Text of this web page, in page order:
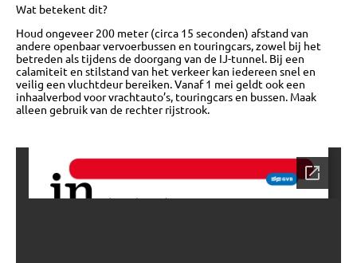
Wat betekent dit?
Houd ongeveer 200 meter (circa 15 seconden) afstand van
andere openbaar vervoerbussen en touringcars, zowel bij het
betreden als tijdens de doorgang van de IJ-tunnel. Bij een
calamiteit en stilstand van het verkeer kan iedereen snel en
veilig een vluchtdeur bereiken. Vanaf 1 mei geldt ook een
inhaalverbod voor vrachtauto’s, touringcars en bussen. Maak
alleen gebruik van de rechter rijstrook.